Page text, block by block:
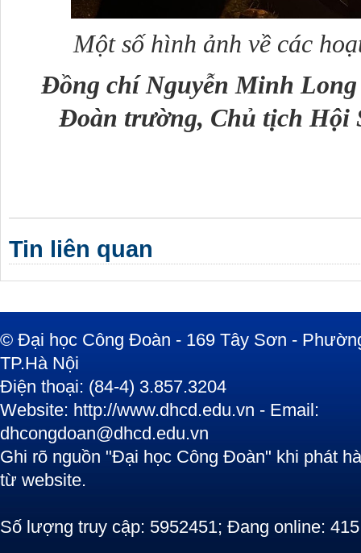
Một số hình ảnh về các
Đồng chí Nguyễn Minh
Đoàn trường, Chủ tịch Hội
Tin liên quan
© Đại học Công Đoàn - 169 Tây Sơn -
TP.Hà Nội
Điện thoại: (84-4) 3.857.3204
Website: http://www.dhcd.edu.vn - Email:
dhcongdoan@dhcd.edu.vn
Ghi rõ nguồn "Đại học Công Đoàn" khi phát
từ website.
Số lượng truy cập: 5952451; Đang online: 415